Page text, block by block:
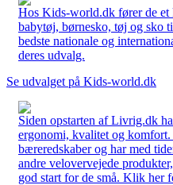
Hos Kids-world.dk fører de
babytøj, børnesko, tøj og sko
bedste nationale og
deres udvalg.
Se udvalget på Kids-world.dk
Siden opstarten af Livrig.dk
ergonomi, kvalitet og komfort.
bæreredskaber og har med
andre velovervejede
god start for de små. Klik her